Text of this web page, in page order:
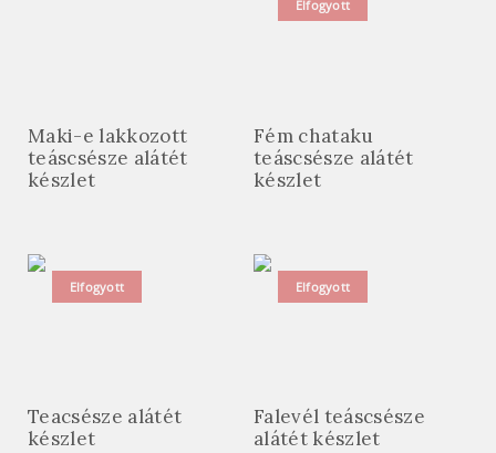
Maki-e lakkozott
teáscsésze alátét
készlet
Elfogyott
Fém chataku
teáscsésze alátét
készlet
Elfogyott
Teacsésze alátét
készlet
Elfogyott
Falevél teáscsésze
alátét készlet